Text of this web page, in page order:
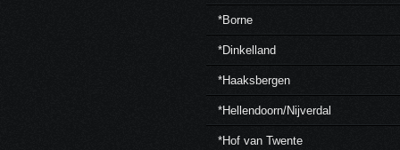
*Borne
*Dinkelland
*Haaksbergen
*Hellendoorn/Nijverdal
*Hof van Twente